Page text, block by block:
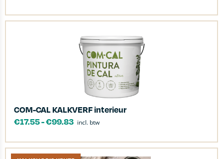
COM-CAL KALKVERF interieur
€17.55-€99.83 incl. btw